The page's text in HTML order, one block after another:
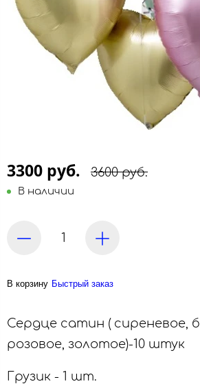
3300 руб. 3600 руб.
В наличии
В корзину Быстрый заказ
Сердце сатин ( сиреневое,
розовое, золотое)-10 штук
Грузик - 1 шт.